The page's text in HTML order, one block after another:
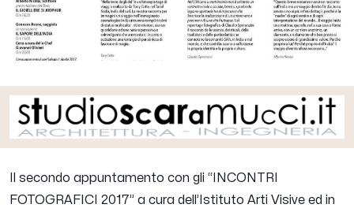
Il secondo appuntamento con gli “INCONTRI
FOTOGRAFICI 2017” a cura dell’Istituto Arti Visive ed in